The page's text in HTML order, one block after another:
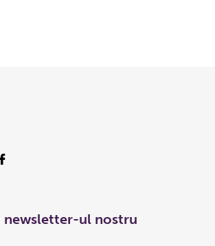
newsletter-ul nostru